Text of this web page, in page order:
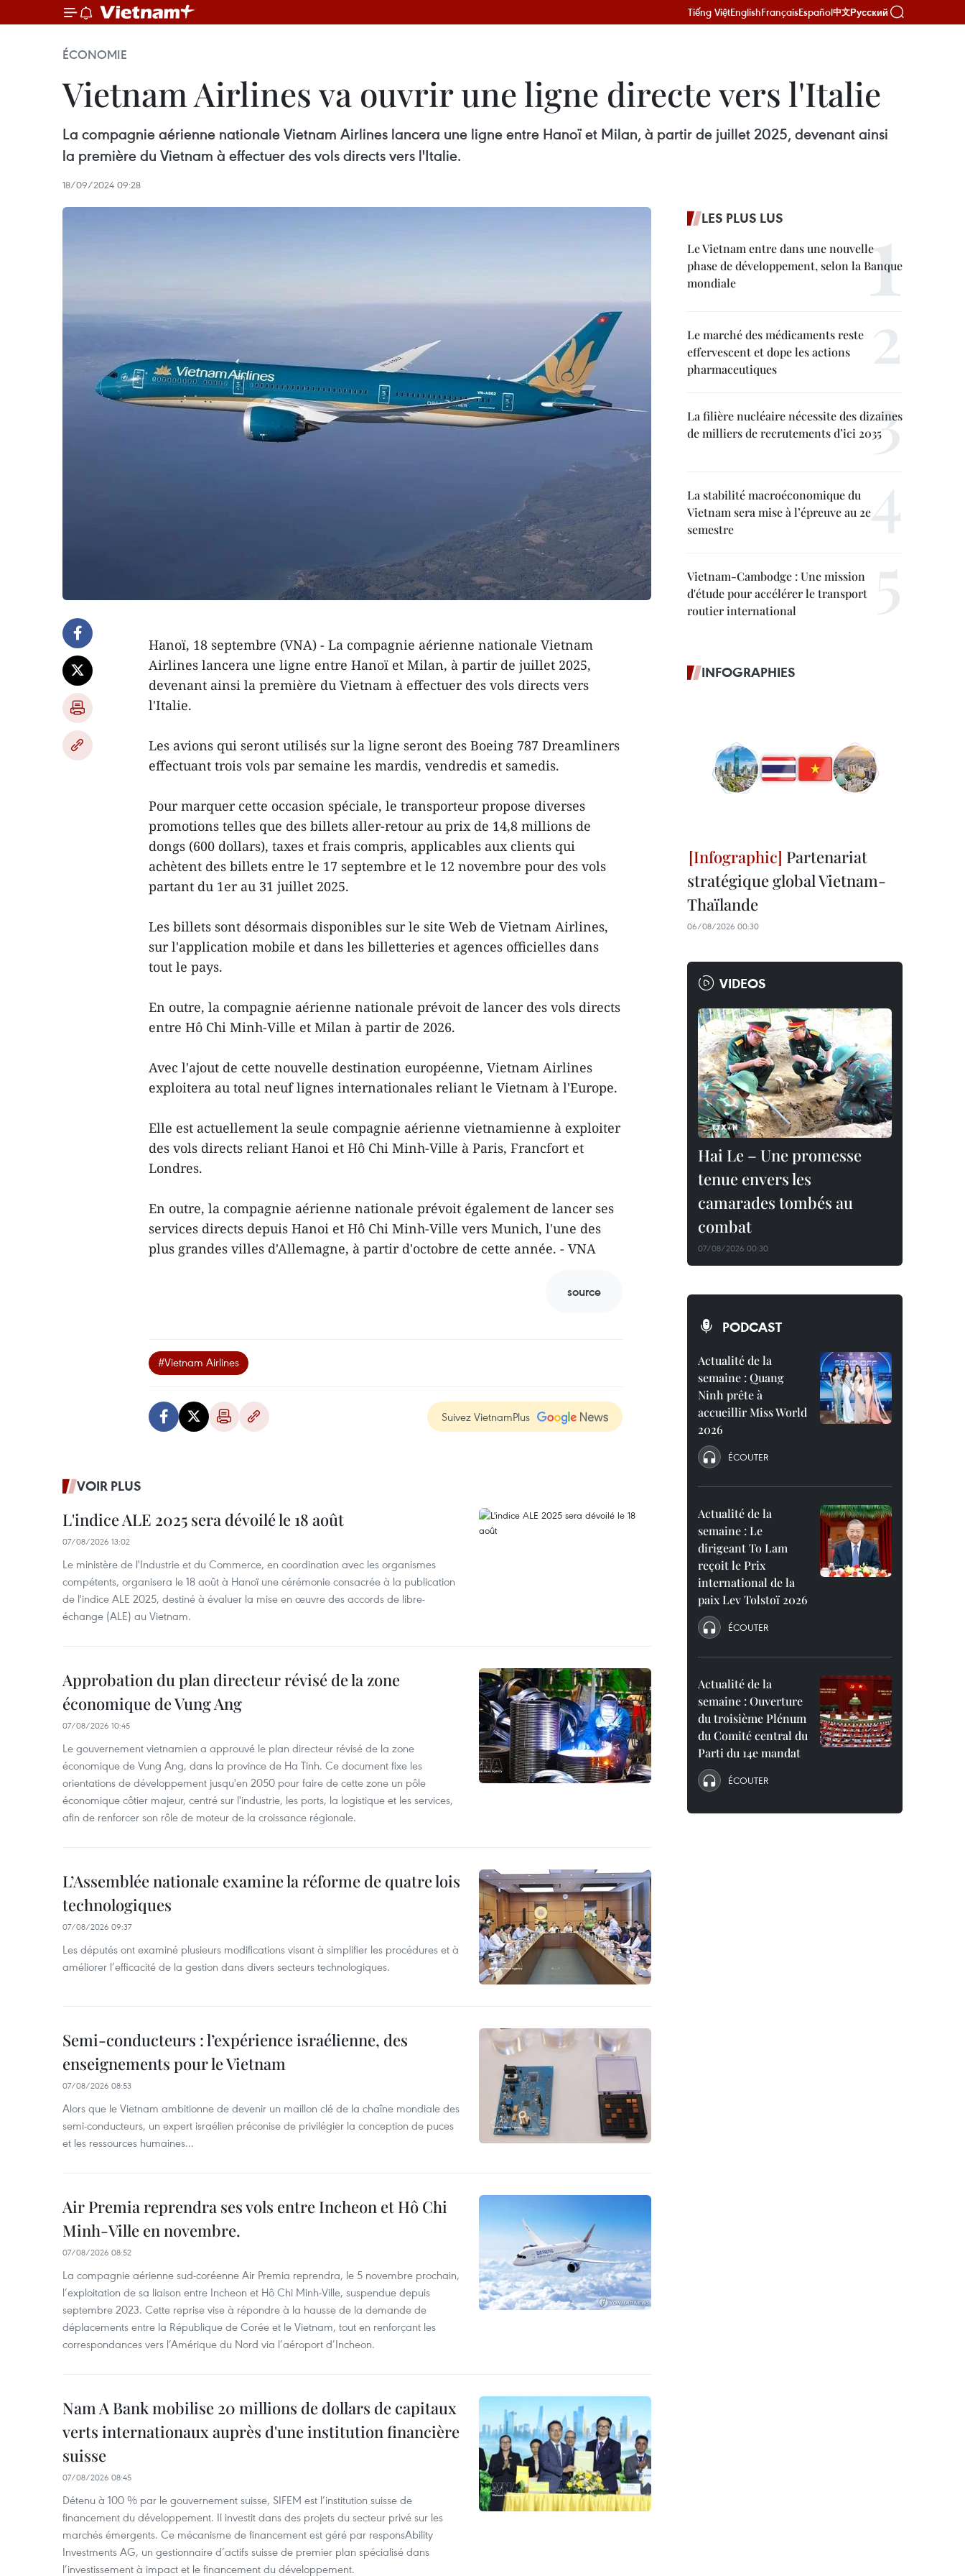
Tiếng ViệtEnglishFrançaisEspañol中文Русский
ÉCONOMIE
Vietnam Airlines va ouvrir une ligne directe vers l'Italie
La compagnie aérienne nationale Vietnam Airlines lancera une ligne entre Hanoï et Milan, à partir de juillet 2025, devenant ainsi
la première du Vietnam à effectuer des vols directs vers l'Italie.
18/09/2024 09:28
Hanoï, 18 septembre (VNA) - La compagnie aérienne nationale Vietnam
Airlines lancera une ligne entre Hanoï et Milan, à partir de juillet 2025,
devenant ainsi la première du Vietnam à effectuer des vols directs vers
l'Italie.
Les avions qui seront utilisés sur la ligne seront des Boeing 787 Dreamliners
effectuant trois vols par semaine les mardis, vendredis et samedis.
Pour marquer cette occasion spéciale, le transporteur propose diverses
promotions telles que des billets aller-retour au prix de 14,8 millions de
dongs (600 dollars), taxes et frais compris, applicables aux clients qui
achètent des billets entre le 17 septembre et le 12 novembre pour des vols
partant du 1er au 31 juillet 2025.
Les billets sont désormais disponibles sur le site Web de Vietnam Airlines,
sur l'application mobile et dans les billetteries et agences officielles dans
tout le pays.
En outre, la compagnie aérienne nationale prévoit de lancer des vols directs
entre Hô Chi Minh-Ville et Milan à partir de 2026.
Avec l'ajout de cette nouvelle destination européenne, Vietnam Airlines
exploitera au total neuf lignes internationales reliant le Vietnam à l'Europe.
Elle est actuellement la seule compagnie aérienne vietnamienne à exploiter
des vols directs reliant Hanoi et Hô Chi Minh-Ville à Paris, Francfort et
Londres.
En outre, la compagnie aérienne nationale prévoit également de lancer ses
services directs depuis Hanoi et Hô Chi Minh-Ville vers Munich, l'une des
plus grandes villes d'Allemagne, à partir d'octobre de cette année. - VNA
source
#Vietnam Airlines
Suivez VietnamPlus
VOIR PLUS
L'indice ALE 2025 sera dévoilé le 18 août
07/08/2026 13:02
Le ministère de l'Industrie et du Commerce, en coordination avec les organismes
compétents, organisera le 18 août à Hanoï une cérémonie consacrée à la publication
de l'indice ALE 2025, destiné à évaluer la mise en œuvre des accords de libre-
échange (ALE) au Vietnam.
Approbation du plan directeur révisé de la zone
économique de Vung Ang
07/08/2026 10:45
Le gouvernement vietnamien a approuvé le plan directeur révisé de la zone
économique de Vung Ang, dans la province de Ha Tinh. Ce document fixe les
orientations de développement jusqu'en 2050 pour faire de cette zone un pôle
économique côtier majeur, centré sur l'industrie, les ports, la logistique et les services,
afin de renforcer son rôle de moteur de la croissance régionale.
L’Assemblée nationale examine la réforme de quatre lois
technologiques
07/08/2026 09:37
Les députés ont examiné plusieurs modifications visant à simplifier les procédures et à
améliorer l’efficacité de la gestion dans divers secteurs technologiques.
Semi-conducteurs : l’expérience israélienne, des
enseignements pour le Vietnam
07/08/2026 08:53
Alors que le Vietnam ambitionne de devenir un maillon clé de la chaîne mondiale des
semi-conducteurs, un expert israélien préconise de privilégier la conception de puces
et les ressources humaines...
Air Premia reprendra ses vols entre Incheon et Hô Chi
Minh-Ville en novembre.
07/08/2026 08:52
La compagnie aérienne sud-coréenne Air Premia reprendra, le 5 novembre prochain,
l’exploitation de sa liaison entre Incheon et Hô Chi Minh-Ville, suspendue depuis
septembre 2023. Cette reprise vise à répondre à la hausse de la demande de
déplacements entre la République de Corée et le Vietnam, tout en renforçant les
correspondances vers l’Amérique du Nord via l’aéroport d’Incheon.
Nam A Bank mobilise 20 millions de dollars de capitaux
verts internationaux auprès d'une institution financière
suisse
07/08/2026 08:45
Détenu à 100 % par le gouvernement suisse, SIFEM est l’institution suisse de
financement du développement. Il investit dans des projets du secteur privé sur les
marchés émergents. Ce mécanisme de financement est géré par responsAbility
Investments AG, un gestionnaire d’actifs suisse de premier plan spécialisé dans
l’investissement à impact et le financement du développement.
LES PLUS LUS
Le Vietnam entre dans une nouvelle
phase de développement, selon la Banque
mondiale
Le marché des médicaments reste
effervescent et dope les actions
pharmaceutiques
La filière nucléaire nécessite des dizaines
de milliers de recrutements d’ici 2035
La stabilité macroéconomique du
Vietnam sera mise à l’épreuve au 2e
semestre
Vietnam-Cambodge : Une mission
d'étude pour accélérer le transport
routier international
INFOGRAPHIES
Partenariat
stratégique global Vietnam-
Thaïlande
06/08/2026 00:30
VIDEOS
Hai Le – Une promesse
tenue envers les
camarades tombés au
combat
07/08/2026 00:30
PODCAST
Actualité de la
semaine : Quang
Ninh prête à
accueillir Miss World
2026
ÉCOUTER
Actualité de la
semaine : Le
dirigeant To Lam
reçoit le Prix
international de la
paix Lev Tolstoï 2026
ÉCOUTER
Actualité de la
semaine : Ouverture
du troisième Plénum
du Comité central du
Parti du 14e mandat
ÉCOUTER